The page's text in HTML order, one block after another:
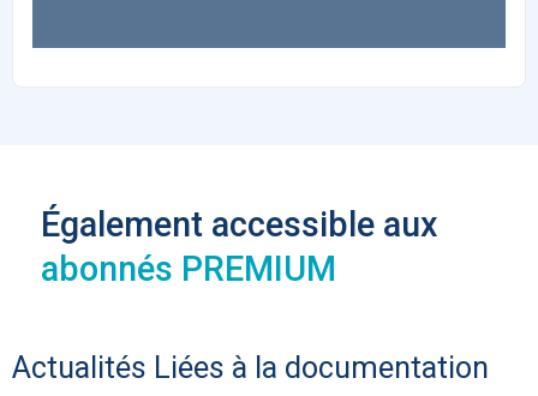
Également accessible aux
abonnés PREMIUM
Actualités Liées à la documentation